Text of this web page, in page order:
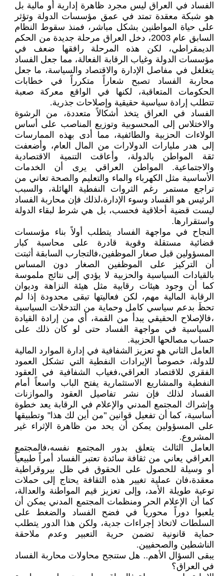
الفساد في العراق ليس مجرد ظاهرة إدارية أو مالية بل
هو شبكة معقدة تمتد في عمق مؤسسات الدولة وتؤثر
على حياة المواطنين بشكل مباشر، فمنذ سقوط النظام
السابق عام 2003، دخل العراق مرحلة جديدة من الحكم
الديمقراطي، لكن هذه المرحلة رافقها ضعف في
مؤسسات الدولة وغياب الرقابة الفعالة، مما جعل الفساد
يتغلغل في مفاصل الإدارة والاقتصاد والسياسة، ما جعل
محاربة الفساد تصبح شعاراً متكرراً في خطابات
الحكومات المتعاقبة، لكنها في الواقع معركة صعبة
تتطلب إرادة سياسية حقيقية وإصلاحات جذرية.
الفساد في العراق يتخذ أشكالاً متعددة، من الرشوة
والاختلاس إلى المحسوبية وتوزيع المناصب على أساس
الولاءات الحزبية والطائفية، مما أدى بهذه الممارسات
إلى هدر مليارات الدولارات من المال العام، وأضعفت
ثقة المواطن بالدولة، وأعاقت التنمية الاقتصادية
والاجتماعية. المواطن العراقي يرى أن الخدمات
الأساسية مثل الكهرباء والماء والتعليم والصحة تعاني من
تراجع مستمر رغم الثروات النفطية الهائلة، والسبب
الرئيس هو الفساد وسوء الإدارة،لذلك فإن محاربة الفساد
ليست قضية أخلاقية فحسب، بل هي شرط لبقاء الدولة
واستقرارها.
النجاح في مواجهة الفساد يتطلب أولاً بناء مؤسسات
قضائية مستقلة وقوية قادرة على محاسبة كبار
المسؤولين قبل صغار الموظفين،فالتجارب السابقة أثبتت
أن التركيز على الموظفين الصغار دون المساس
بالقيادات السياسية والحزبية لا يؤدي إلى نتائج ملموسة
كما أن وجود هيئات رقابية مثل هيئة النزاهة وديوان
الرقابة المالية مهم، لكن فعاليتها تبقى محدودة إذا لم
تحظَ بدعم سياسي كامل وحماية من التدخلات السياسية
،فالإصلاح الحقيقي يبدأ من القمة، أي من إرادة القيادة
السياسية في مواجهة الفساد حتى لو كان ذلك على
حساب مصالحها الحزبية.
العامل الثاني هو تعزيز الشفافية في إدارة الموارد المالية
للدولة، خصوصاً الإيرادات النفطية التي تشكل العمود
الفقري للاقتصاد العراقي،فغياب الشفافية في العقود
النفطية والمشاريع الاستثمارية يفتح الباب واسعاً أمام
الفساد لذلك فإن نشر تفاصيل العقود والموازنات
وإشراك المجتمع المدني والإعلام في الرقابة يعد خطوة
أساسية، كما أن تفعيل قوانين "من أين لك هذا" وتطبيقها
على المسؤولين يمكن أن يحد من ظاهرة الإثراء غير
المشروع.
العامل الثالث يتعلق بدور المجتمع نفسه،فالمجتمع
العراقي يعاني من ثقافة سائدة تعتبر الفساد أمراً طبيعياً
أو وسيلة للحصول على الحقوق في ظل بيروقراطية
معقدة،فان عملية تغيير هذه الثقافة يحتاج إلى حملات
توعية طويلة الأمد، وإلى تعزيز قيم المواطنة والعدالة،
كما أن الإعلام الحر ومنظمات المجتمع المدني يمكن أن
يلعبوا دوراً محورياً في فضح الفساد والضغط على
السلطات لاتخاذ إجراءات جدية، ولكن هذا الدور يتطلب
حماية قانونية تضمن حرية التعبير وعدم ملاحقة
الناشطين والصحفيين.
يبقى السؤال الأهم.. هل ستنجح محاولات محاربة الفساد
في العراق؟